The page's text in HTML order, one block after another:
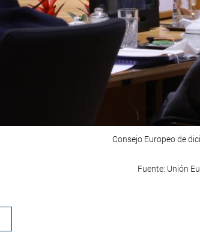
Consejo Europeo de
Fuente: Unión